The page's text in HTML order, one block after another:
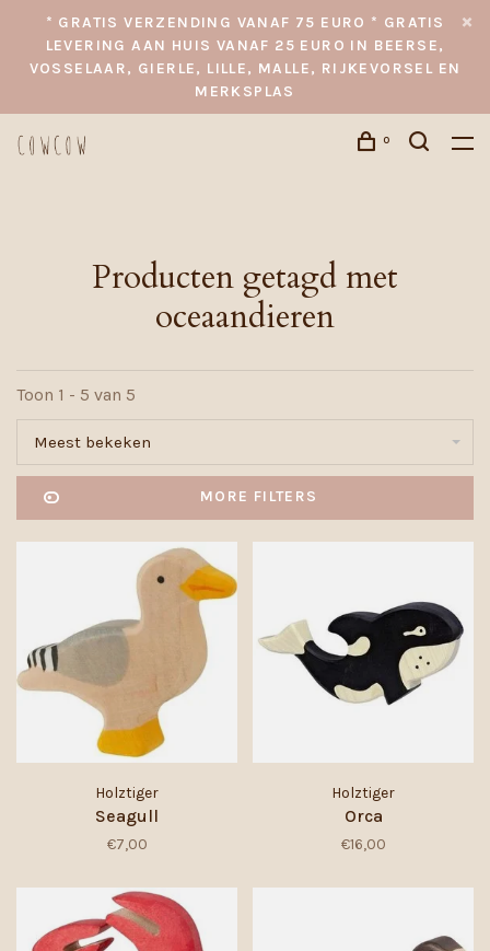
* GRATIS VERZENDING VANAF 75 EURO * GRATIS
LEVERING AAN HUIS VANAF 25 EURO IN BEERSE,
VOSSELAAR, GIERLE, LILLE, MALLE, RIJKEVORSEL EN
MERKSPLAS
0
Producten getagd met
oceaandieren
Toon 1 - 5 van 5
Meest bekeken
MORE FILTERS
Holztiger
Seagull
€7,00
Holztiger
Orca
€16,00